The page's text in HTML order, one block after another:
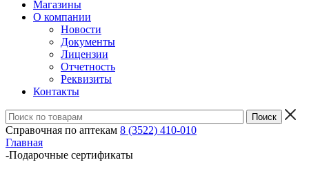
Магазины
О компании
Новости
Документы
Лицензии
Отчетность
Реквизиты
Контакты
Справочная по аптекам 8 (3522) 410-010
Главная
-Подарочные сертификаты